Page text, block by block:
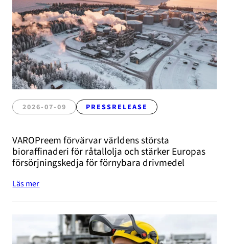
2026-07-09 PRESSRELEASE
VAROPreem förvärvar världens största
bioraffinaderi för råtallolja och stärker Europas
försörjningskedja för förnybara drivmedel
Läs mer